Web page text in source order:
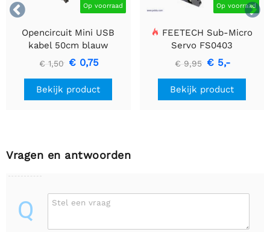

 Op voorraad
Opencircuit Mini USB
kabel 50cm blauw
€ 1,50 € 0,75
Bekijk product
Op voorraad
FEETECH Sub-Micro
Servo FS0403
€ 9,95 € 5,-
Bekijk product
Vragen en antwoorden
Q Stel een vraag